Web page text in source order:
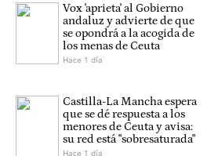
Vox 'aprieta' al Gobierno
andaluz y advierte de que
se opondrá a la acogida de
los menas de Ceuta
Hace 1 día
Castilla-La Mancha espera
que se dé respuesta a los
menores de Ceuta y avisa:
su red está "sobresaturada"
Hace 1 día